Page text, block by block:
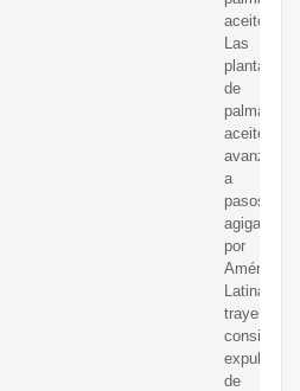
aceitera
Las
de
palma
aceitera
avanzan
a
pasos
por
América
Latina,
trayendo
consigo
expulsión
de